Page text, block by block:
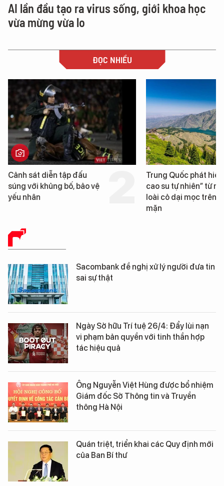
AI lần đầu tạo ra virus sống, giới khoa học
vừa mừng vừa lo
ĐỌC NHIỀU
Trung Quốc phát hiện “mỏ
cao su tự nhiên” từ một
loài cỏ dại mọc trên đất
Loạt dự án bất động
Đà Nẵng sắp bị kiểm
BÁO CHÍ SỐ
Sacombank đề nghị xử lý người đưa tin
sai sự thật
Ngày Sở hữu Trí tuệ 26/4: Đẩy lùi nạn
vi phạm bản quyền với tinh thần hợp
tác hiệu quả
Ông Nguyễn Việt Hùng được bổ nhiệm
Giám đốc Sở Thông tin và Truyền
thông Hà Nội
Quán triệt, triển khai các Quy định mới
của Ban Bí thư